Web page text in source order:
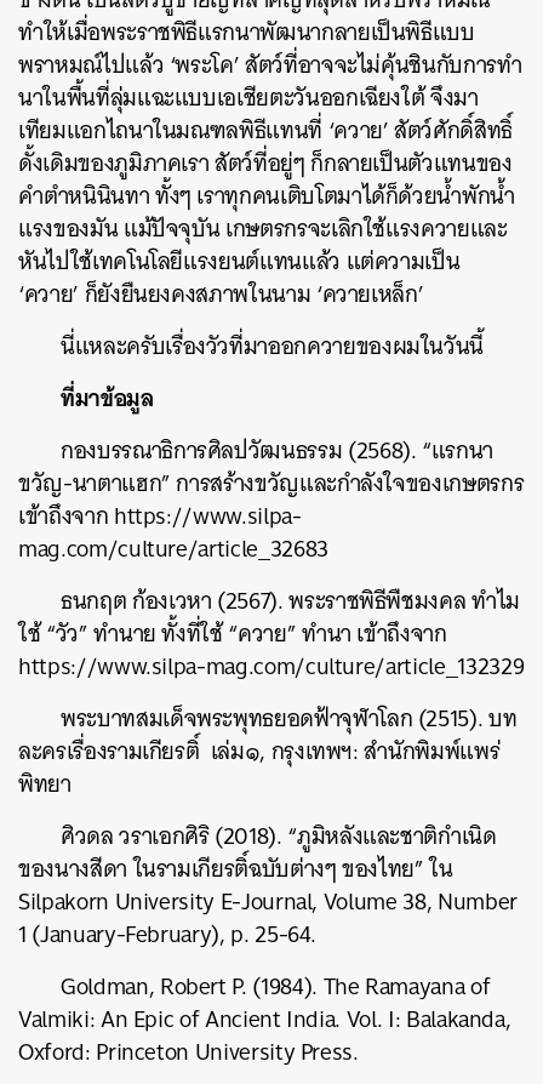
ทำให้เมื่อพระราชพิธีแรกนาพัฒนากลายเป็นพิธีแบบ
พราหมณ์ไปแล้ว ‘พระโค’ สัตว์ที่อาจจะไม่คุ้นชินกับการทำ
นาในพื้นที่ลุ่มแฉะแบบเอเชียตะวันออกเฉียงใต้ จึงมา
เทียมแอกไถนาในมณฑลพิธีแทนที่ ‘ควาย’ สัตว์ศักดิ์สิทธิ์
ดั้งเดิมของภูมิภาคเรา สัตว์ที่อยู่ๆ ก็กลายเป็นตัวแทนของ
คำตำหนินินทา ทั้งๆ เราทุกคนเติบโตมาได้ก็ด้วยน้ำพักน้ำ
แรงของมัน แม้ปัจจุบัน เกษตรกรจะเลิกใช้แรงควายและ
หันไปใช้เทคโนโลยีแรงยนต์แทนแล้ว แต่ความเป็น
‘ควาย’ ก็ยังยืนยงคงสภาพในนาม ‘ควายเหล็ก’
นี่แหละครับเรื่องวัวที่มาออกควายของผมในวันนี้
ที่มาข้อมูล
กองบรรณาธิการศิลปวัฒนธรรม (2568). “แรกนา
ขวัญ-นาตาแฮก” การสร้างขวัญและกําลังใจของเกษตรกร
เข้าถึงจาก https://www.silpa-
mag.com/culture/article_32683
ธนกฤต ก้องเวหา (2567). พระราชพิธีพืชมงคล ทำไม
ใช้ “วัว” ทำนาย ทั้งที่ใช้ “ควาย” ทำนา เข้าถึงจาก
https://www.silpa-mag.com/culture/article_132329
พระบาทสมเด็จพระพุทธยอดฟ้าจุฬาโลก (2515). บท
ละครเรื่องรามเกียรติ์ เล่ม๑, กรุงเทพฯ: สำนักพิมพ์แพร่
พิทยา
ศิวดล วราเอกศิริ (2018). “ภูมิหลังและชาติกำเนิด
ของนางสีดา ในรามเกียรติ์ฉบับต่างๆ ของไทย” ใน
Silpakorn University E-Journal, Volume 38, Number
1 (January-February), p. 25-64.
Goldman, Robert P. (1984). The Ramayana of
Valmiki: An Epic of Ancient India. Vol. I: Balakanda,
Oxford: Princeton University Press.